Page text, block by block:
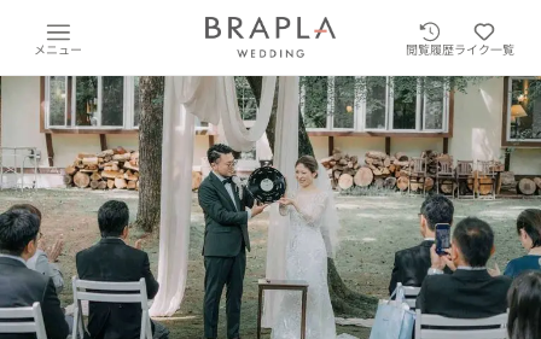
メニュー 閲覧履歴ライク一覧